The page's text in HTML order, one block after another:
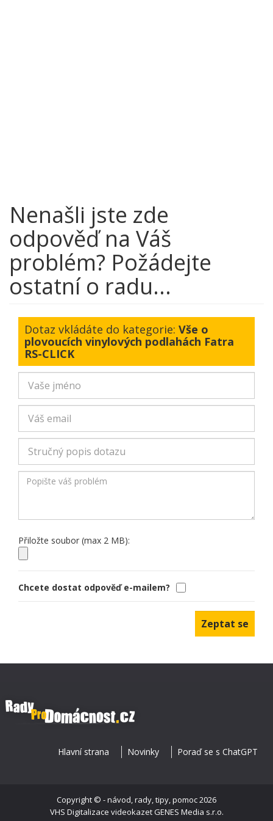
Nenašli jste zde
odpověď na Váš
problém? Požádejte
ostatní o radu...
Dotaz vkládáte do kategorie: Vše o
plovoucích vinylových podlahách Fatra
RS-CLICK
Přiložte soubor (max 2 MB):
Chcete dostat odpověď e-mailem?
Hlavní strana Novinky Poraď se s ChatGPT
Copyright © - návod, rady, tipy, pomoc2026
VHS Digitalizace videokazetGENES Media s.r.o.